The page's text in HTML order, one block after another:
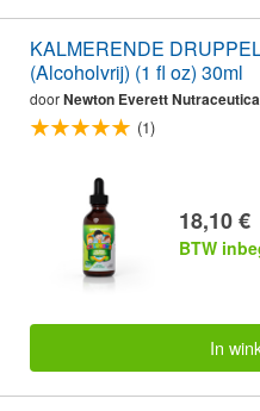
KALMERENDE
(Alcoholvrij) (1 fl oz) 30ml
doorNewton Everett
(1)
18,10 €
BTW
In